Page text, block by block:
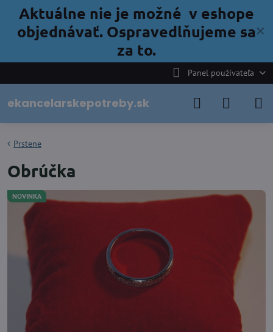
✕
Aktuálne nie je možné v eshope
objednávať. Ospravedlňujeme sa
za to.
Panel používateľa
ekancelarskepotreby.sk
NOVINKA
Prstene
Obrúčka